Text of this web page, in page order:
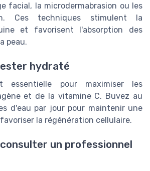
facial, la microdermabrasion ou les
Ces techniques stimulent la
et favorisent l'absorption des
peau.
hydraté
essentielle pour maximiser les
et de la vitamine C. Buvez au
d'eau par jour pour maintenir une
la régénération cellulaire.
un professionnel